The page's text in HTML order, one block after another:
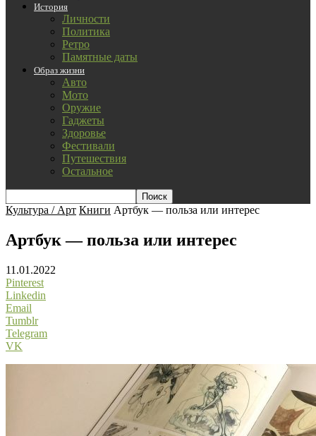
История
Личности
Политика
Ретро
Памятные даты
Образ жизни
Авто
Мото
Оружие
Гаджеты
Здоровье
Фестивали
Путешествия
Остальное
Культура / Арт Книги Артбук — польза или интерес
Артбук — польза или интерес
11.01.2022
Pinterest
Linkedin
Email
Tumblr
Telegram
VK